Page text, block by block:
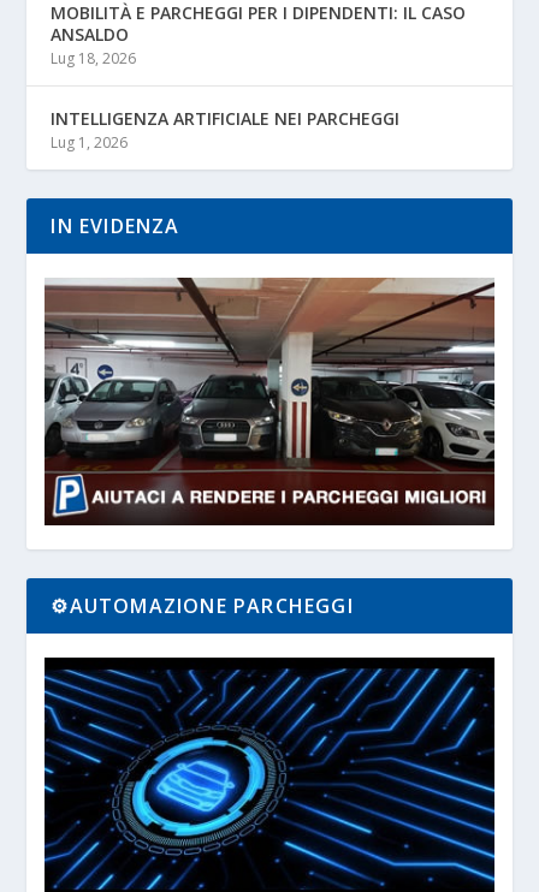
MOBILITÀ E PARCHEGGI PER I DIPENDENTI: IL CASO
ANSALDO
Lug 18, 2026
INTELLIGENZA ARTIFICIALE NEI PARCHEGGI
Lug 1, 2026
IN EVIDENZA
⚙️AUTOMAZIONE PARCHEGGI